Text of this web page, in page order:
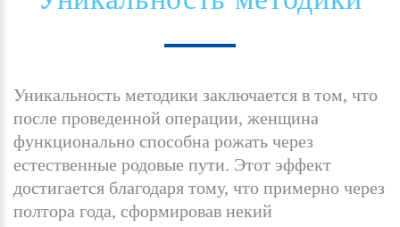
Уникальность методики заключается в том, что
после проведенной операции, женщина
функционально способна рожать через
естественные родовые пути. Этот эффект
достигается благодаря тому, что примерно через
полтора года, сформировав некий